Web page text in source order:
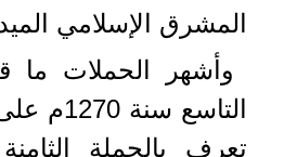
المشرق الإسلامي
وأشهر الحملات ما
التاسع
تعرف بالحملة